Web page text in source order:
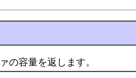
容量を返します。